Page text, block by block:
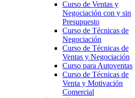
Curso de Ventas y
Negociación con y sin
Presupuesto
Curso de Técnicas de
Negociación
Curso de Técnicas de
Ventas y Negociación
Curso para Autoventas
Curso de Técnicas de
Venta y Motivación
Comercial